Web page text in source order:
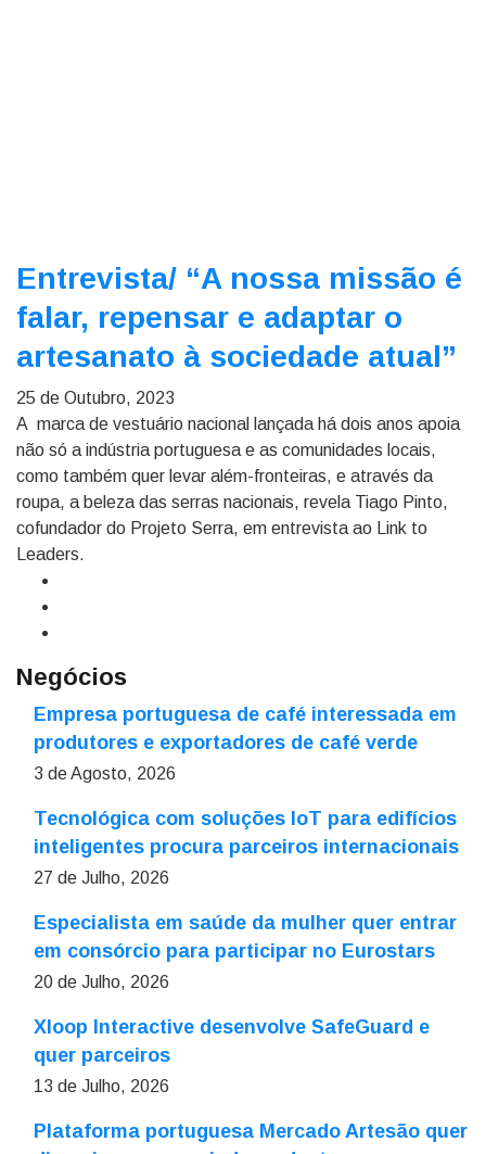
Entrevista/ “A nossa missão é
falar, repensar e adaptar o
artesanato à sociedade atual”
25 de Outubro, 2023
A marca de vestuário nacional lançada há dois anos apoia
não só a indústria portuguesa e as comunidades locais,
como também quer levar além-fronteiras, e através da
roupa, a beleza das serras nacionais, revela Tiago Pinto,
cofundador do Projeto Serra, em entrevista ao Link to
Leaders.
Negócios
Empresa portuguesa de café interessada em
produtores e exportadores de café verde
3 de Agosto, 2026
Tecnológica com soluções IoT para edifícios
inteligentes procura parceiros internacionais
27 de Julho, 2026
Especialista em saúde da mulher quer entrar
em consórcio para participar no Eurostars
20 de Julho, 2026
Xloop Interactive desenvolve SafeGuard e
quer parceiros
13 de Julho, 2026
Plataforma portuguesa Mercado Artesão quer